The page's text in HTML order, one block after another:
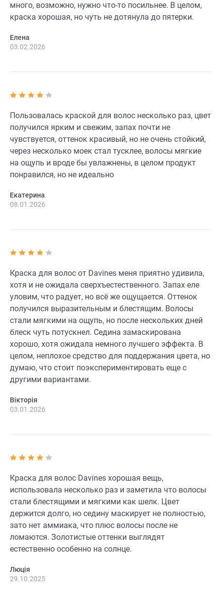
много, возможно, нужно что-то посильнее. В целом,
краска хорошая, но чуть не дотянула до пятерки.
Елена
03.02.2026
Пользовалась краской для волос несколько раз, цвет
получился ярким и свежим, запах почти не
чувствуется, оттенок красивый, но не очень стойкий,
через несколько моек стал тусклее, волосы мягкие
на ощупь и вроде бы увлажнены, в целом продукт
понравился, но не идеально
Екатерина
08.01.2026
Краска для волос от Davines меня приятно удивила,
хотя и не ожидала сверхъестественного. Запах еле
уловим, что радует, но всё же ощущается. Оттенок
получился выразительным и блестящим. Волосы
стали мягкими на ощупь, но после нескольких дней
блеск чуть потускнел. Седина замаскирована
хорошо, хотя ожидала немного лучшего эффекта. В
целом, неплохое средство для поддержания цвета, но
думаю, что стоит поэкспериментировать еще с
другими вариантами.
Вікторія
03.01.2026
Краска для волос Davines хорошая вещь,
использовала несколько раз и заметила что волосы
стали блестящими и мягкими как шелк. Цвет
держится долго, но седину маскирует не полностью,
зато нет аммиака, что плюс волосы после не
ломаются. Золотистые оттенки выглядят
естественно особенно на солнце.
Люція
29.10.2025